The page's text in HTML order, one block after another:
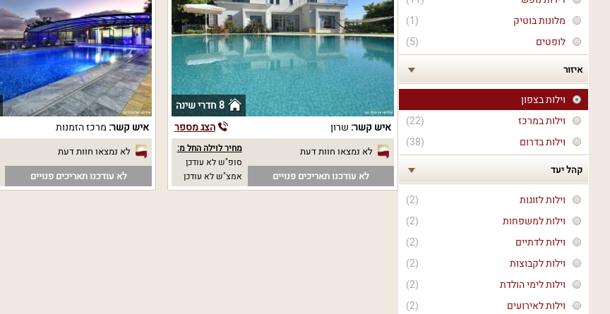
(1)
מלונות בוטיק
(5)
לופטים
איזור
וילות בצפון
(22)
וילות במרכז
(38)
וילות בדרום
קהל יעד
(2)
וילות לזוגות
(2)
וילות למשפחות
(2)
וילות לדתיים
(2)
וילות לקבוצות
(2)
וילות לימי הולדת
(2)
וילות לאירועים
8 חדרי שינה
איש קשר: שרון הצג מספר
לא נמצאו חוות דעת
לא עודכנו תאריכים פנויים
מחיר לוילה החל מ:
סופ"ש לא עודכן
אמצ"ש לא עודכן
איש קשר: מרכז הזמנות
לא נמצאו חוות דעת
לא עודכנו תאריכים פנויים